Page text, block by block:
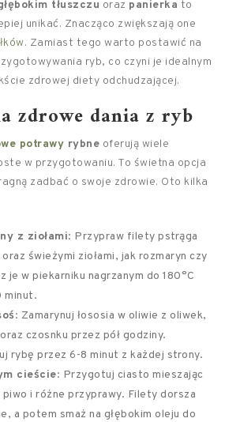
tłuszczu oraz panierka to
unikać. Znacząco zwiększają one
. Zamiast tego warto postawić na
ryb, co czyni je idealnym
zdrowej diety odchudzającej.
zdrowe dania z ryb
potrawy rybne oferują wiele
w przygotowaniu. To świetna opcja
zadbać o swoje zdrowie. Oto kilka
z ziołami: Przypraw filety pstrąga
świeżymi ziołami, jak rozmaryn czy
je w piekarniku nagrzanym do 180°C
minut.
: Zamarynuj łososia w oliwie z oliwek,
czosnku przez pół godziny.
rybę przez 6-8 minut z każdej strony.
cieście: Przygotuj ciasto mieszając
piwo i różne przyprawy. Filety dorsza
a potem smaż na głębokim oleju do